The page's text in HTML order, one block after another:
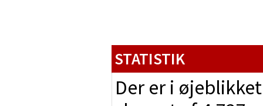
STATISTIK
Der er i